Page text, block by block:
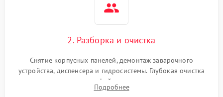
2. Разборка и очистка
Снятие корпусных панелей, демонтаж заварочного
устройства, диспенсера и гидросистемы. Глубокая очистка
внутренних узлов от кофейных масел, жмыха и накипи.
Промывка дренажных каналов и фильтров с использованием
Подробнее